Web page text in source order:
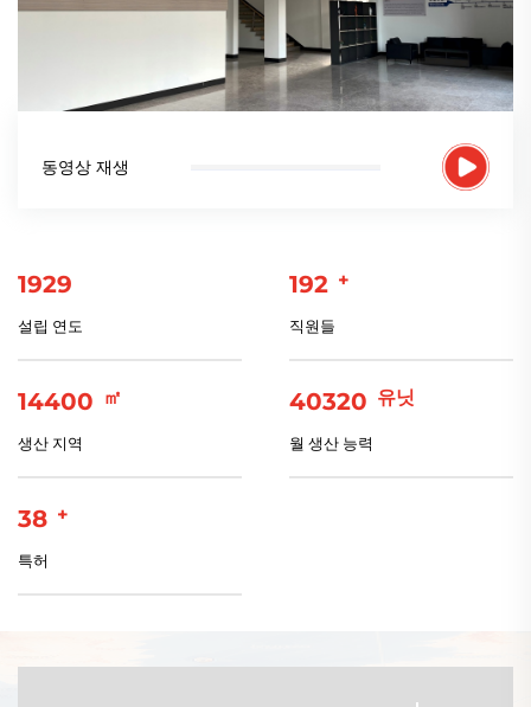
동영상 재생
2009
설립 연도
200 +
직원들
15000 ㎡
생산 지역
42000 유닛
월 생산 능력
40 +
특허